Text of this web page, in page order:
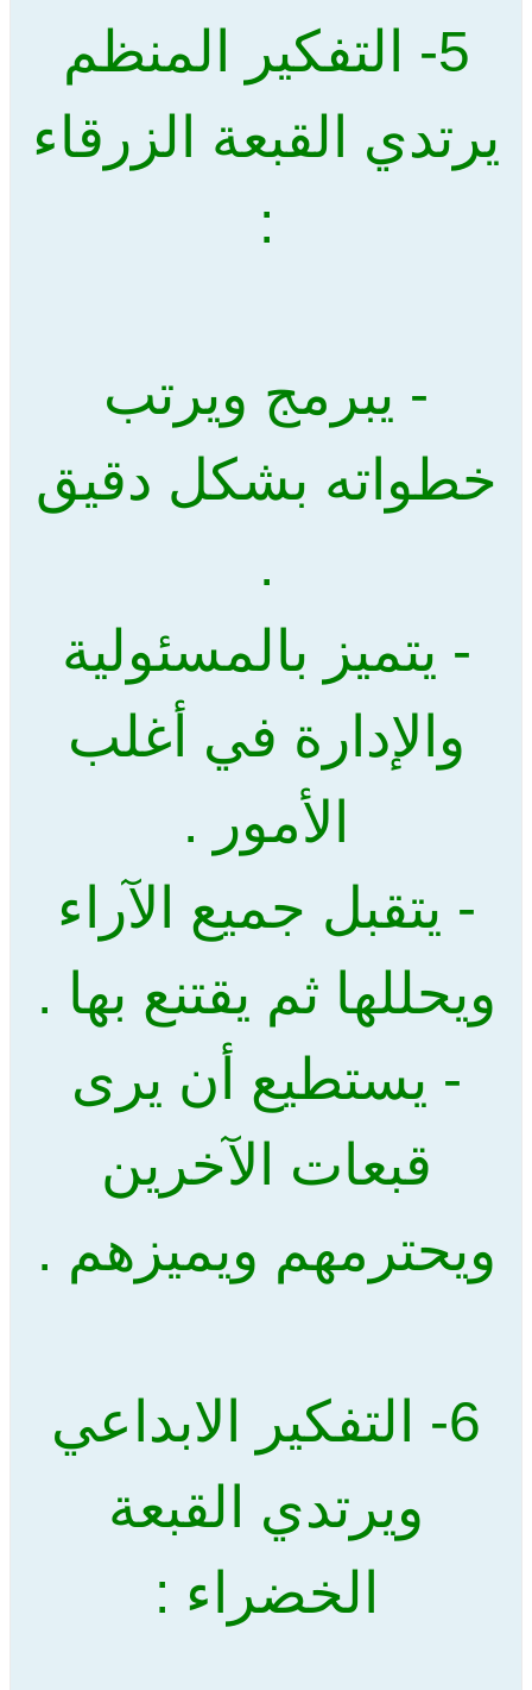
5- التفكير المنظم
يرتدي القبعة الزرقاء
:
- يبرمج ويرتب
خطواته بشكل دقيق
.
- يتميز بالمسئولية
والإدارة في أغلب
الأمور .
- يتقبل جميع الآراء
ويحللها ثم يقتنع بها .
- يستطيع أن يرى
قبعات الآخرين
ويحترمهم ويميزهم .
6- التفكير الابداعي
ويرتدي القبعة
الخضراء :